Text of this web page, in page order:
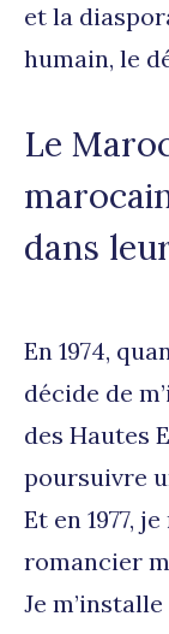
et la
humain, le
Le
dans
En 1974,
décide de
des Hautes
poursuivre
Et en 1977,
romancier
Je